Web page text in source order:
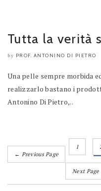
Tutta la verità
by PROF. ANTONINO DI PIETRO
Una pelle sempre morbida
realizzarlo bastano i
Antonino Di Pietro,..
← Previous Page
1
Next